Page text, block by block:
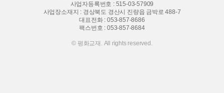
사업자등록번호 : 515-03-57909
사업장소재지 : 경상북도 경산시 진량읍 금박로 488-7
대표전화 : 053-857-8686
팩스번호 : 053-857-8684
© 평화교재. All rights reserved.